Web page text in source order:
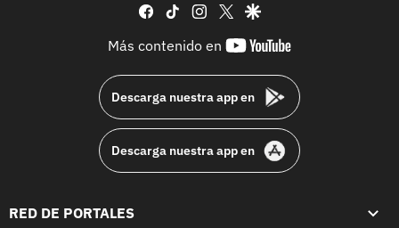
facebook
tiktok instagram
twittergoogle
Más contenido en
youtube-
Descarga nuestra app en
Descarga nuestra app en
RED DE PORTALES